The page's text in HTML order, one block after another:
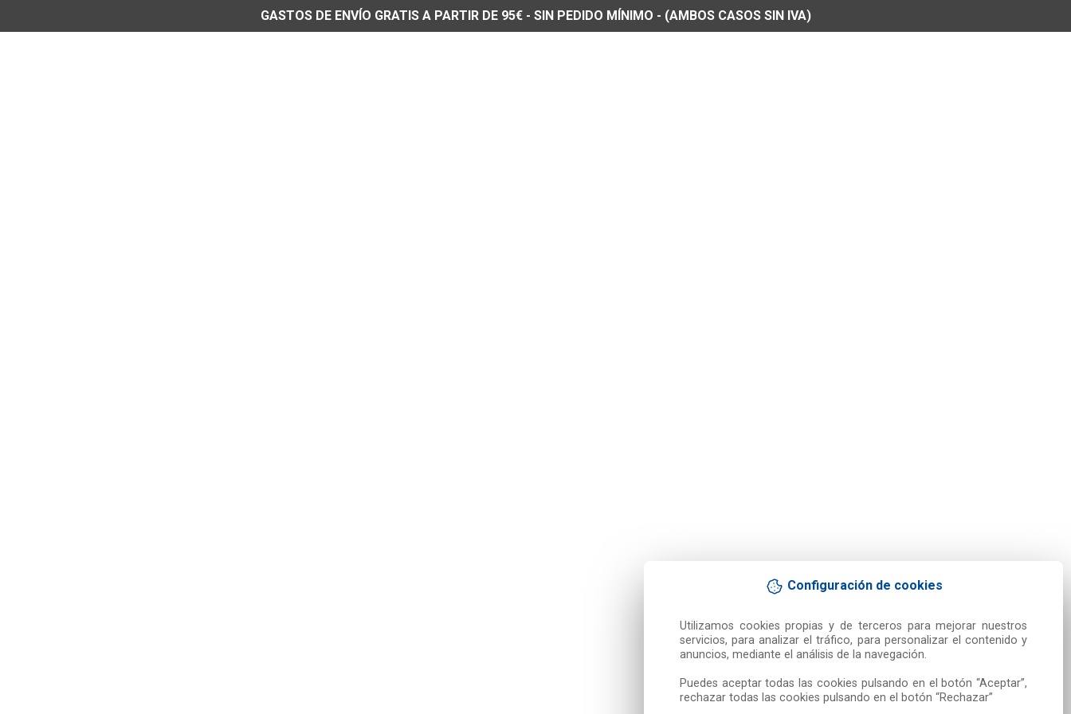
Configuración de cookies
Utilizamos cookies propias y de terceros para mejorar nuestros
servicios, para analizar el tráfico, para personalizar el contenido y
anuncios, mediante el análisis de la navegación.
Puedes aceptar todas las cookies pulsando en el botón “Aceptar”,
rechazar todas las cookies pulsando en el botón “Rechazar”
GASTOS DE ENVÍO GRATIS A PARTIR DE 95€ - SIN PEDIDO MÍNIMO - (AMBOS CASOS SIN IVA)